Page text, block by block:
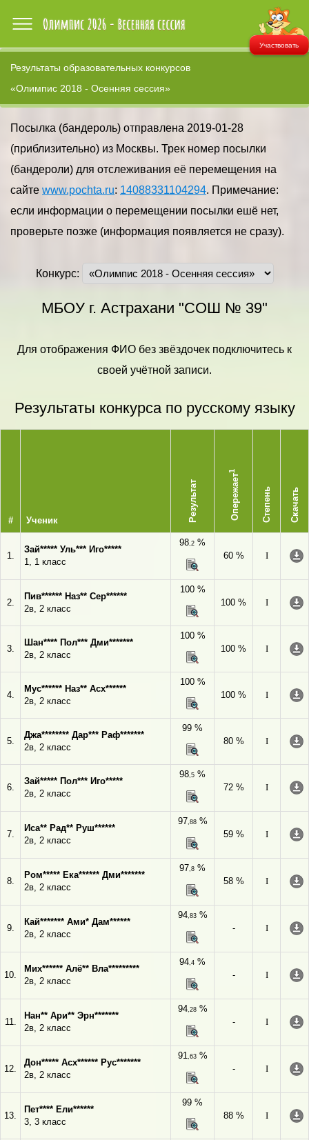
Участвовать
Результаты образовательных конкурсов
«Олимпис 2018 - Осенняя сессия»
Посылка (бандероль) отправлена 2019-01-28
(приблизительно) из Москвы. Трек номер посылки
(бандероли) для отслеживания её перемещения на
сайте www.pochta.ru: 14088331104294. Примечание:
если информации о перемещении посылки ешё нет,
проверьте позже (информация появляется не сразу).
Конкурс:
МБОУ г. Астрахани "СОШ № 39"
Для отображения ФИО без звёздочек подключитесь к
своей учётной записи.
Результаты конкурса по русскому языку
# Ученик Результат Опережает
1
Степень Скачать
1.
Зай***** Уль*** Иго*****
1, 1 класс
98,2 %
60 %
I
2.
Пив****** Наз** Сер******
2в, 2 класс
100 %
100 %
I
3.
Шан**** Пол*** Дми*******
2в, 2 класс
100 %
100 %
I
4.
Мус****** Наз** Асх******
2в, 2 класс
100 %
100 %
I
5.
Джа******** Дар*** Раф*******
2в, 2 класс
99 %
80 %
I
6.
Зай***** Пол*** Иго*****
2в, 2 класс
98,5 %
72 %
I
7.
Иса** Рад** Руш******
2в, 2 класс
97,88%
59 %
I
8.
Ром***** Ека****** Дми*******
2в, 2 класс
97,8 %
58 %
I
9.
Кай******* Ами* Дам******
2в, 2 класс
94,83%
-
I
10.
Мих****** Алё** Вла*********
2в, 2 класс
94,4 %
-
I
11.
Нан** Ари** Эрн*******
2в, 2 класс
94,28%
-
I
12.
Дон***** Асх****** Рус*******
2в, 2 класс
91,63%
-
I
13.
Пет**** Ели******
3, 3 класс
99 %
88 %
I